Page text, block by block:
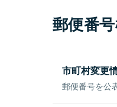
郵便番
市町村変更
郵便番号を公